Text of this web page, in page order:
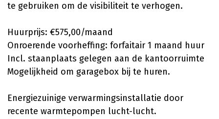
te gebruiken om de visibiliteit te verhogen.
Huurprijs: €575,00/maand
Onroerende voorheffing: forfaitair 1 maand huur
Incl. staanplaats gelegen aan de kantoorruimte
Mogelijkheid om garagebox bij te huren.
Energiezuinige verwarmingsinstallatie door
recente warmtepompen lucht-lucht.